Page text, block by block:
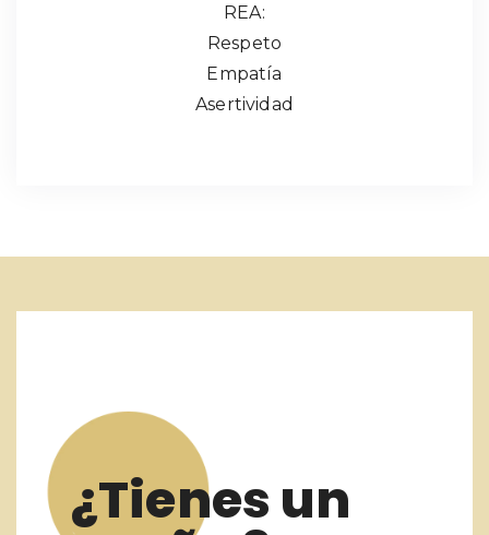
REA:
Respeto
Empatía
Asertividad
¿Tienes un